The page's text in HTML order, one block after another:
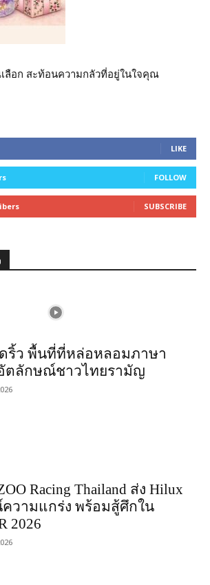
ลือก สะท้อนความกลัวที่อยู่ในใจคุณ
LIKE
FOLLOW
SUBSCRIBE
ดริ้ว พื้นที่ที่หล่อหลอมภาษา
ตลักษณ์ชาวไทยรามัญ
Racing Thailand ส่ง Hilux
ความแกร่ง พร้อมสู้ศึกใน
2026